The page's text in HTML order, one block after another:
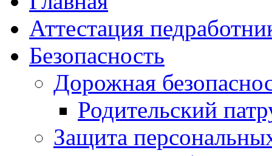
Аттестация
Безопасность
Дорожная
Родительский
Защита